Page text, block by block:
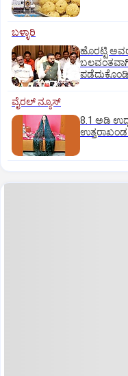
ಬಳ್ಳಾರಿ
ಹೊರಟ್ಟಿ
ವೈರಲ್ ನ್ಯೂಸ್
8.1 ಅಡಿ